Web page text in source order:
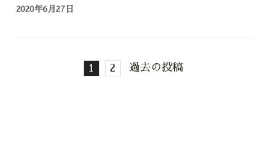
2020年6月27日
1 2 過去の投稿